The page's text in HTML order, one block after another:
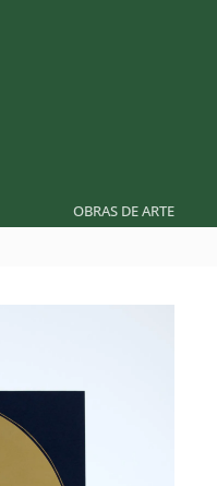
OBRAS DE ARTE